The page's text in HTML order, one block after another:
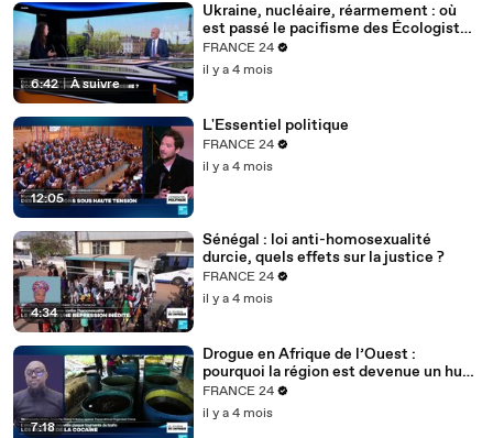
6:42 | À suivre
Ukraine, nucléaire, réarmement : où
est passé le pacifisme des Écologistes
?
FRANCE 24
il y a 4 mois
12:05
L'Essentiel politique
FRANCE 24
il y a 4 mois
4:34
Sénégal : loi anti-homosexualité
durcie, quels effets sur la justice ?
FRANCE 24
il y a 4 mois
7:18
Drogue en Afrique de l’Ouest :
pourquoi la région est devenue un hub
mondial
FRANCE 24
il y a 4 mois